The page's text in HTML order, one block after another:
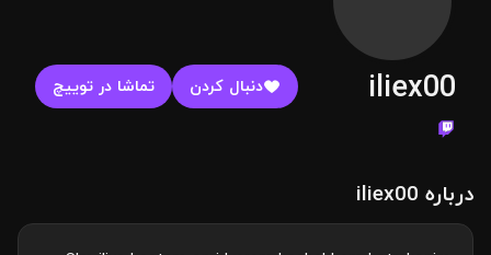
iliex00 دنبال کردن تماشا در توییچ
درباره iliex00